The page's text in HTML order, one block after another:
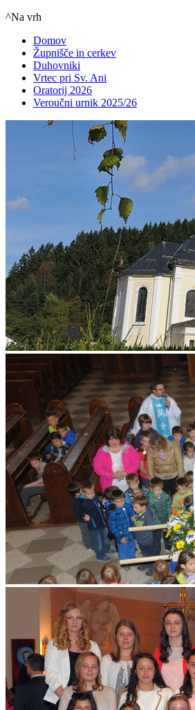
^Na vrh
Domov
Župnišče in cerkev
Duhovniki
Vrtec pri Sv. Ani
Oratorij 2026
Veroučni urnik 2025/26